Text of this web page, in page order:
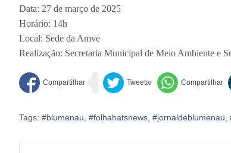
Data: 27 de março de 2025
Horário: 14h
Local: Sede da Amve
Realização: Secretaria Municipal de Meio Ambiente e
Tags: #blumenau #folhahatsnews #jornaldeblumenau